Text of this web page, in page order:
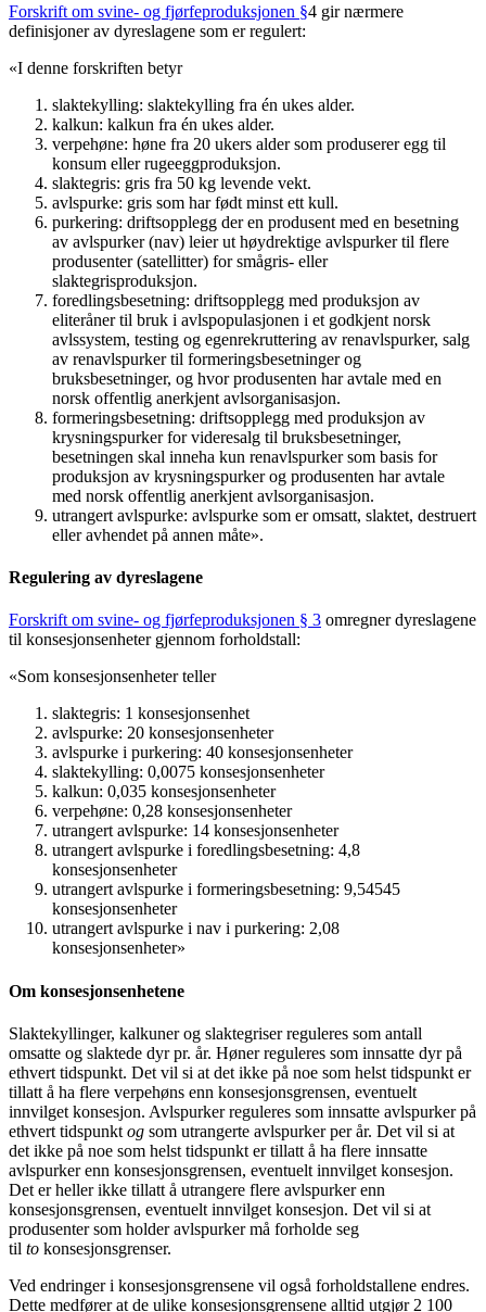
Forskrift om svine- og fjørfeproduksjonen §4 gir nærmere
definisjoner av dyreslagene som er regulert:
«I denne forskriften betyr
slaktekylling: slaktekylling fra én ukes alder.
kalkun: kalkun fra én ukes alder.
verpehøne: høne fra 20 ukers alder som produserer egg til
konsum eller rugeeggproduksjon.
slaktegris: gris fra 50 kg levende vekt.
avlspurke: gris som har født minst ett kull.
purkering: driftsopplegg der en produsent med en besetning
av avlspurker (nav) leier ut høydrektige avlspurker til flere
produsenter (satellitter) for smågris- eller
slaktegrisproduksjon.
foredlingsbesetning: driftsopplegg med produksjon av
eliteråner til bruk i avlspopulasjonen i et godkjent norsk
avlssystem, testing og egenrekruttering av renavlspurker, salg
av renavlspurker til formeringsbesetninger og
bruksbesetninger, og hvor produsenten har avtale med en
norsk offentlig anerkjent avlsorganisasjon.
formeringsbesetning: driftsopplegg med produksjon av
krysningspurker for videresalg til bruksbesetninger,
besetningen skal inneha kun renavlspurker som basis for
produksjon av krysningspurker og produsenten har avtale
med norsk offentlig anerkjent avlsorganisasjon.
utrangert avlspurke: avlspurke som er omsatt, slaktet, destruert
eller avhendet på annen måte».
Regulering av dyreslagene
Forskrift om svine- og fjørfeproduksjonen § 3 omregner dyreslagene
til konsesjonsenheter gjennom forholdstall:
«Som konsesjonsenheter teller
slaktegris: 1 konsesjonsenhet
avlspurke: 20 konsesjonsenheter
avlspurke i purkering: 40 konsesjonsenheter
slaktekylling: 0,0075 konsesjonsenheter
kalkun: 0,035 konsesjonsenheter
verpehøne: 0,28 konsesjonsenheter
utrangert avlspurke: 14 konsesjonsenheter
utrangert avlspurke i foredlingsbesetning: 4,8
konsesjonsenheter
utrangert avlspurke i formeringsbesetning: 9,54545
konsesjonsenheter
utrangert avlspurke i nav i purkering: 2,08
konsesjonsenheter»
Om konsesjonsenhetene
Slaktekyllinger, kalkuner og slaktegriser reguleres som antall
omsatte og slaktede dyr pr. år. Høner reguleres som innsatte dyr på
ethvert tidspunkt. Det vil si at det ikke på noe som helst tidspunkt er
tillatt å ha flere verpehøns enn konsesjonsgrensen, eventuelt
innvilget konsesjon. Avlspurker reguleres som innsatte avlspurker på
ethvert tidspunkt og som utrangerte avlspurker per år. Det vil si at
det ikke på noe som helst tidspunkt er tillatt å ha flere innsatte
avlspurker enn konsesjonsgrensen, eventuelt innvilget konsesjon.
Det er heller ikke tillatt å utrangere flere avlspurker enn
konsesjonsgrensen, eventuelt innvilget konsesjon. Det vil si at
produsenter som holder avlspurker må forholde seg
til to konsesjonsgrenser.
Ved endringer i konsesjonsgrensene vil også forholdstallene endres.
Dette medfører at de ulike konsesjonsgrensene alltid utgjør 2 100